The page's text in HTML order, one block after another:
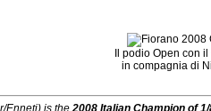
Il podio Open con
in compagnia di
Enneti) is the 2008 Italian Champion of